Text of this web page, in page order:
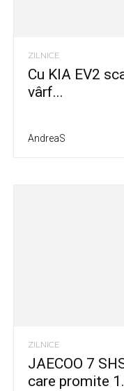
ZILNICE
Cu KIA EV2
vârf...
AndreaS
ZILNICE
JAECOO 7
care promite